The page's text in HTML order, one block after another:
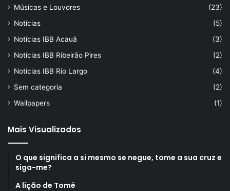
Músicas e Louvores
(23)
Notícias
(5)
Notícias IBB Acauã
(3)
Notícias IBB Ribeirão Pires
(2)
Notícias IBB Rio Largo
(4)
Sem categoria
(2)
Wallpapers
(1)
Mais Visualizados
O que significa a si mesmo se negue, tome a sua cruz e
siga-me?
A lição de Tomé